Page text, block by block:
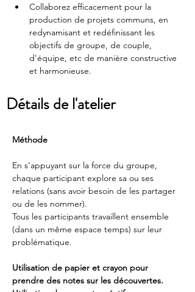
Collaborez efficacement pour la
production de projets communs, en
redynamisant et redéfinissant les
objectifs de groupe, de couple,
d'équipe, etc de manière constructive
et harmonieuse.
Détails de l'atelier
Méthode
En s’appuyant sur la force du groupe,
chaque participant explore sa ou ses
relations (sans avoir besoin de les partager
ou de les nommer).
Tous les participants travaillent ensemble
(dans un même espace temps) sur leur
problématique.
Utilisation de papier et crayon pour
prendre des notes sur les découvertes.